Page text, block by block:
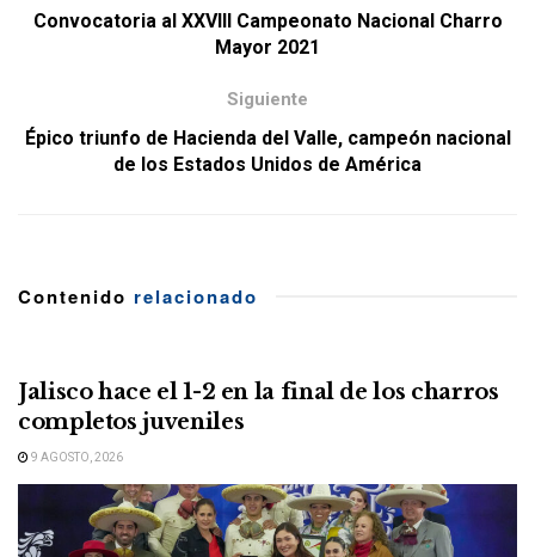
Convocatoria al XXVIII Campeonato Nacional Charro
Mayor 2021
Siguiente
Épico triunfo de Hacienda del Valle, campeón nacional
de los Estados Unidos de América
Contenido relacionado
Jalisco hace el 1-2 en la final de los charros
completos juveniles
9 AGOSTO, 2026